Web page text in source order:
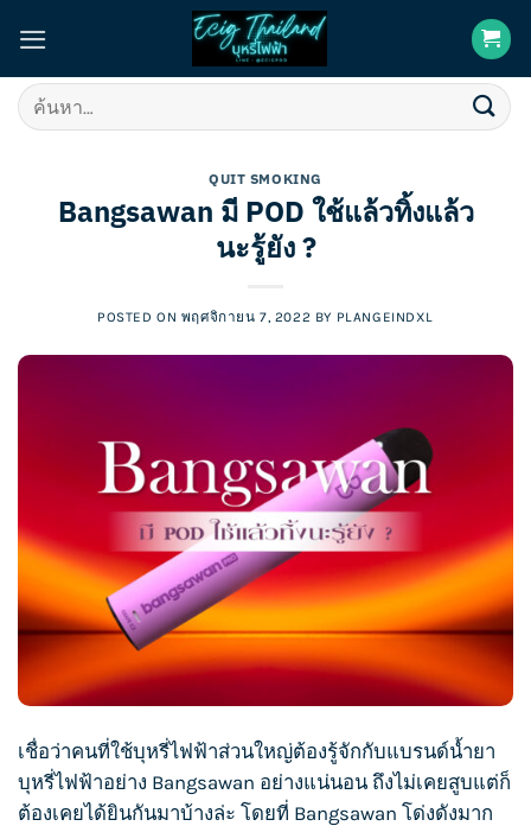
content
ค้นหา:
QUIT SMOKING
Bangsawan มี POD ใช้แล้วทิ้งแล้ว
นะรู้ยัง ?
POSTED ON พฤศจิกายน 7, 2022 BY PLANGEINDXL
เชื่อว่าคนที่ใช้บุหรี่ไฟฟ้าส่วนใหญ่ต้องรู้จักกับแบรนด์น้ำยา
บุหรี่ไฟฟ้าอย่าง Bangsawan อย่างแน่นอน ถึงไม่เคยสูบแต่ก็
ต้องเคยได้ยินกันมาบ้างล่ะ โดยที่ Bangsawan โด่งดังมาก